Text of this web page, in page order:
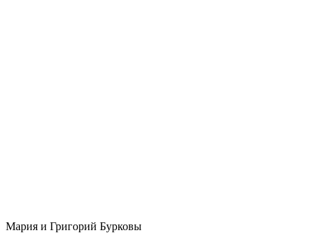
Мария и Григорий Бурковы